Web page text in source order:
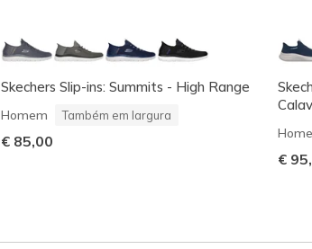
Skechers Slip-ins: Summits - High Range
Homem Também em largura
€ 85,00
€